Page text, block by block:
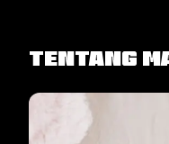
Tentang